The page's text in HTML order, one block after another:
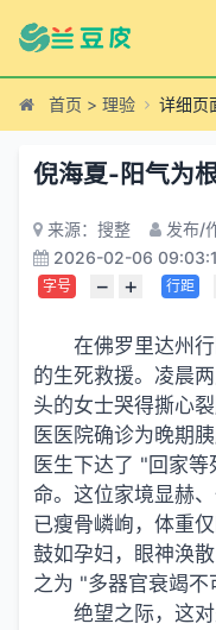
首页 > 理验 详细页
倪海夏-阳气为
来源：搜整
发布/
2026-02-06
字号 − + 行距
在佛罗里达州
的生死救援。凌晨
头的女士哭得撕心
医医院确诊为晚期
医生下达了 "回家
命。这位家境显赫
已瘦骨嶙峋，体重
鼓如孕妇，眼神涣
之为 "多器官衰竭不
绝望之际，这